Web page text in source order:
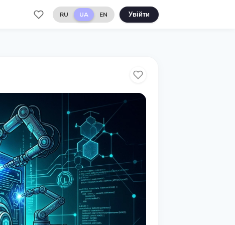
RU UA EN Увійти